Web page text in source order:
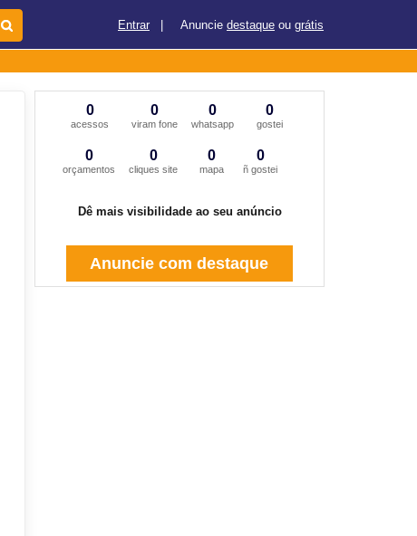
Entrar Anuncie destaque ou grátis
0
acessos
0
viram fone
0
whatsapp
0
gostei
0
orçamentos
0
cliques site
0
mapa
0
ñ gostei
Dê mais visibilidade ao seu anúncio
Anuncie com destaque